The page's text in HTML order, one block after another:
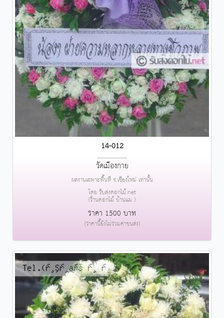
14-012
....................
วัดเมืองกาย
ผลงานเฉพาะพื้นที่ จ.เชียงใหม่ เท่านั้น
โดย รับส่งดอกไม้.net
(ร้านดอกไม้ บ้านแม )
ราคา 1500 บาท
(ราคานี้ยังไม่รวมค่าขนส่ง)